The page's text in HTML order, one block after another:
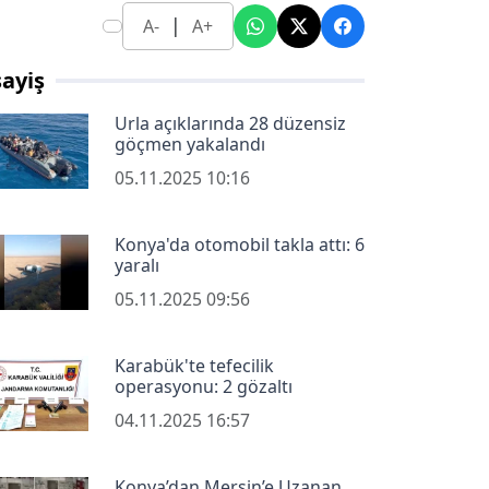
A- | A+
Urla açıklarında 28 düzensiz
göçmen yakalandı
05.11.2025 10:16
Konya'da otomobil takla attı: 6
yaralı
05.11.2025 09:56
Karabük'te tefecilik
operasyonu: 2 gözaltı
04.11.2025 16:57